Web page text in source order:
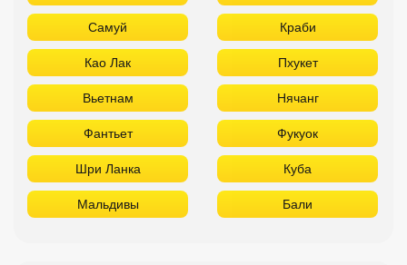
Самуй Краби
Као Лак Пхукет
Вьетнам Нячанг
Фантьет Фукуок
Шри Ланка Куба
Мальдивы Бали